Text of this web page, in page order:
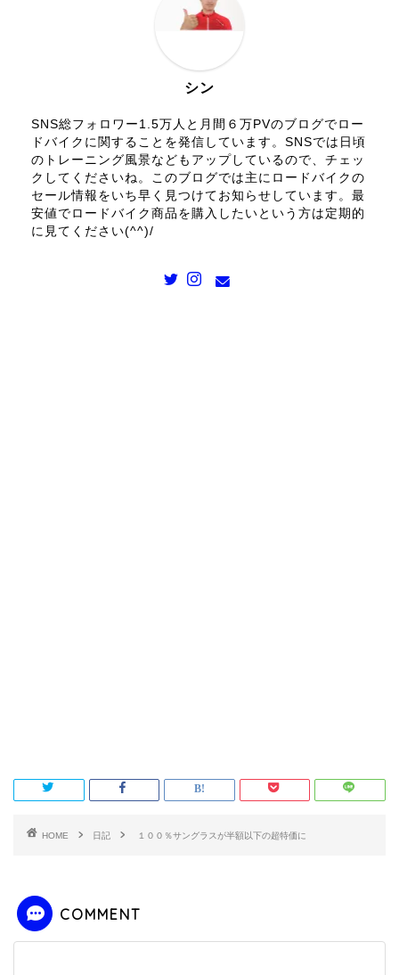
シン
SNS総フォロワー1.5万人と月間６万PVのブログでロー
ドバイクに関することを発信しています。SNSでは日頃
のトレーニング風景などもアップしているので、チェッ
クしてくださいね。このブログでは主にロードバイクの
セール情報をいち早く見つけてお知らせしています。最
安値でロードバイク商品を購入したいという方は定期的
に見てください(^^)/
HOME 日記 １００％サングラスが半額以下の超特価に
COMMENT